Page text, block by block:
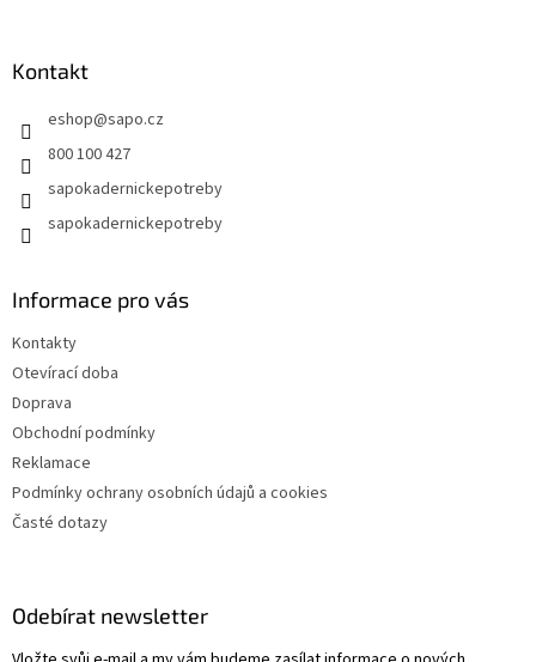
Kontakt
eshop@sapo.cz
800 100 427
sapokadernickepotreby
sapokadernickepotreby
Informace pro vás
Kontakty
Otevírací doba
Doprava
Obchodní podmínky
Reklamace
Podmínky ochrany osobních údajů a cookies
Časté dotazy
Odebírat newsletter